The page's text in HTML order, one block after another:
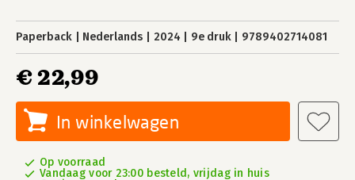
Paperback Nederlands 2024 9e druk 9789402714081
€ 22,99
In winkelwagen
Op voorraad
Vandaag voor 23:00 besteld, vrijdag in huis